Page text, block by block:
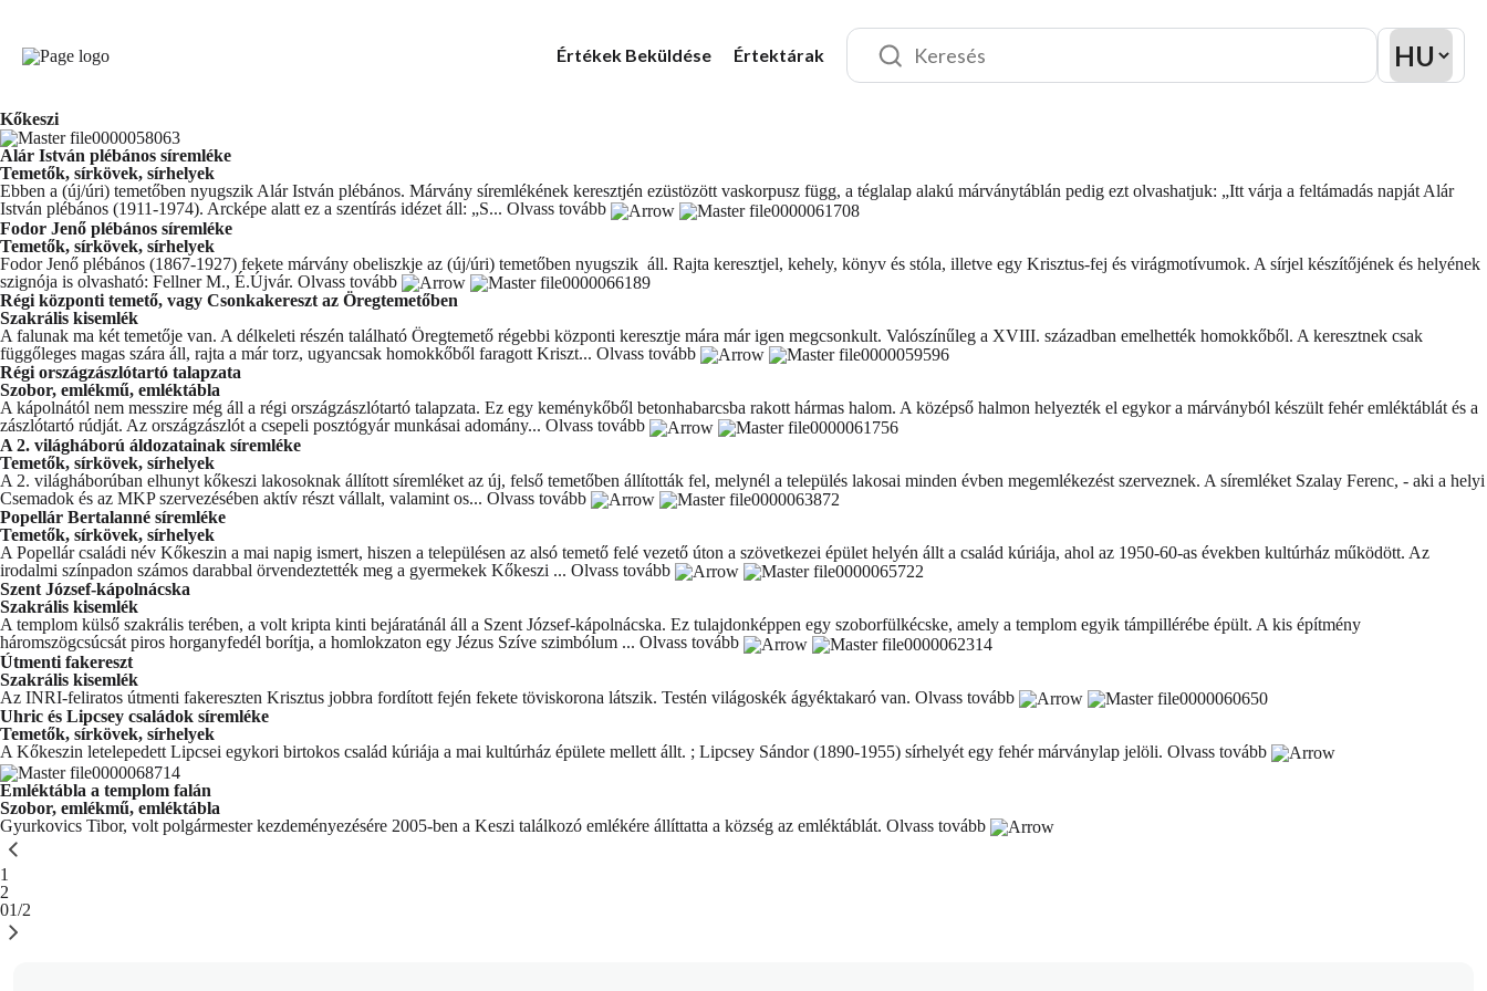
Értékek Beküldése Értektárak
Kőkeszi
Alár István plébános síremléke
Temetők, sírkövek, sírhelyek
Ebben a (új/úri) temetőben nyugszik Alár István plébános. Márvány síremlékének keresztjén ezüstözött vaskorpusz függ, a téglalap alakú márványtáblán pedig ezt olvashatjuk: „Itt várja a feltámadás napját Alár
István plébános (1911-1974). Arcképe alatt ez a szentírás idézet áll: „S... Olvass tovább
Fodor Jenő plébános síremléke
Temetők, sírkövek, sírhelyek
Fodor Jenő plébános (1867-1927) fekete márvány obeliszkje az (új/úri) temetőben nyugszik áll. Rajta keresztjel, kehely, könyv és stóla, illetve egy Krisztus-fej és virágmotívumok. A sírjel készítőjének és helyének
szignója is olvasható: Fellner M., É.Újvár. Olvass tovább
Régi központi temető, vagy Csonkakereszt az Öregtemetőben
Szakrális kisemlék
A falunak ma két temetője van. A délkeleti részén található Öregtemető régebbi központi keresztje mára már igen megcsonkult. Valószínűleg a XVIII. században emelhették homokkőből. A keresztnek csak
függőleges magas szára áll, rajta a már torz, ugyancsak homokkőből faragott Kriszt... Olvass tovább
Régi országzászlótartó talapzata
Szobor, emlékmű, emléktábla
A kápolnától nem messzire még áll a régi országzászlótartó talapzata. Ez egy keménykőből betonhabarcsba rakott hármas halom. A középső halmon helyezték el egykor a márványból készült fehér emléktáblát és a
zászlótartó rúdját. Az országzászlót a csepeli posztógyár munkásai adomány... Olvass tovább
A 2. világháború áldozatainak síremléke
Temetők, sírkövek, sírhelyek
A 2. világháborúban elhunyt kőkeszi lakosoknak állított síremléket az új, felső temetőben állították fel, melynél a település lakosai minden évben megemlékezést szerveznek. A síremléket Szalay Ferenc, - aki a helyi
Csemadok és az MKP szervezésében aktív részt vállalt, valamint os... Olvass tovább
Popellár Bertalanné síremléke
Temetők, sírkövek, sírhelyek
A Popellár családi név Kőkeszin a mai napig ismert, hiszen a településen az alsó temető felé vezető úton a szövetkezei épület helyén állt a család kúriája, ahol az 1950-60-as években kultúrház működött. Az
irodalmi színpadon számos darabbal örvendeztették meg a gyermekek Kőkeszi ... Olvass tovább
Szent József-kápolnácska
Szakrális kisemlék
A templom külső szakrális terében, a volt kripta kinti bejáratánál áll a Szent József-kápolnácska. Ez tulajdonképpen egy szoborfülkécske, amely a templom egyik támpillérébe épült. A kis építmény
háromszögcsúcsát piros horganyfedél borítja, a homlokzaton egy Jézus Szíve szimbólum ... Olvass tovább
Útmenti fakereszt
Szakrális kisemlék
Az INRI-feliratos útmenti fakereszten Krisztus jobbra fordított fején fekete töviskorona látszik. Testén világoskék ágyéktakaró van. Olvass tovább
Uhric és Lipcsey családok síremléke
Temetők, sírkövek, sírhelyek
A Kőkeszin letelepedett Lipcsei egykori birtokos család kúriája a mai kultúrház épülete mellett állt. ; Lipcsey Sándor (1890-1955) sírhelyét egy fehér márványlap jelöli. Olvass tovább
Emléktábla a templom falán
Szobor, emlékmű, emléktábla
Gyurkovics Tibor, volt polgármester kezdeményezésére 2005-ben a Keszi találkozó emlékére állíttatta a község az emléktáblát. Olvass tovább
You're currently reading page
1
Oldal
2
01/2